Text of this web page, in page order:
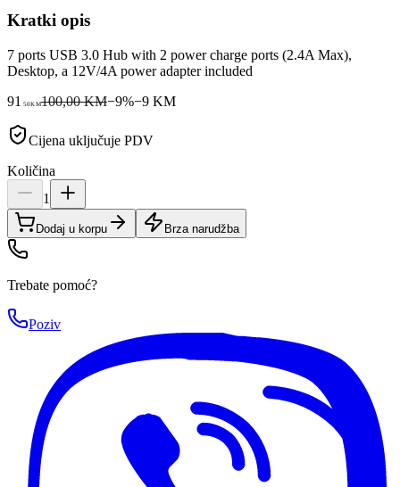
Kratki opis
7 ports USB 3.0 Hub with 2 power charge ports (2.4A Max),
Desktop, a 12V/4A power adapter included
91
50KM100,00 KM−9%−9KM
Cijena uključuje PDV
Količina
1
Dodaj u korpu Brza narudžba
Trebate pomoć?
Poziv